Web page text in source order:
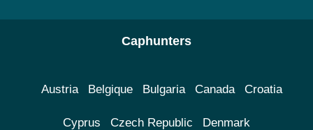
Caphunters
Austria Belgique Bulgaria Canada Croatia
Cyprus Czech Republic Denmark